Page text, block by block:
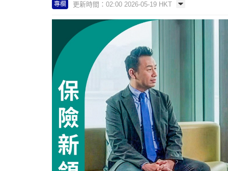
專欄 更新時間：02:00 2026-05-19 HKT